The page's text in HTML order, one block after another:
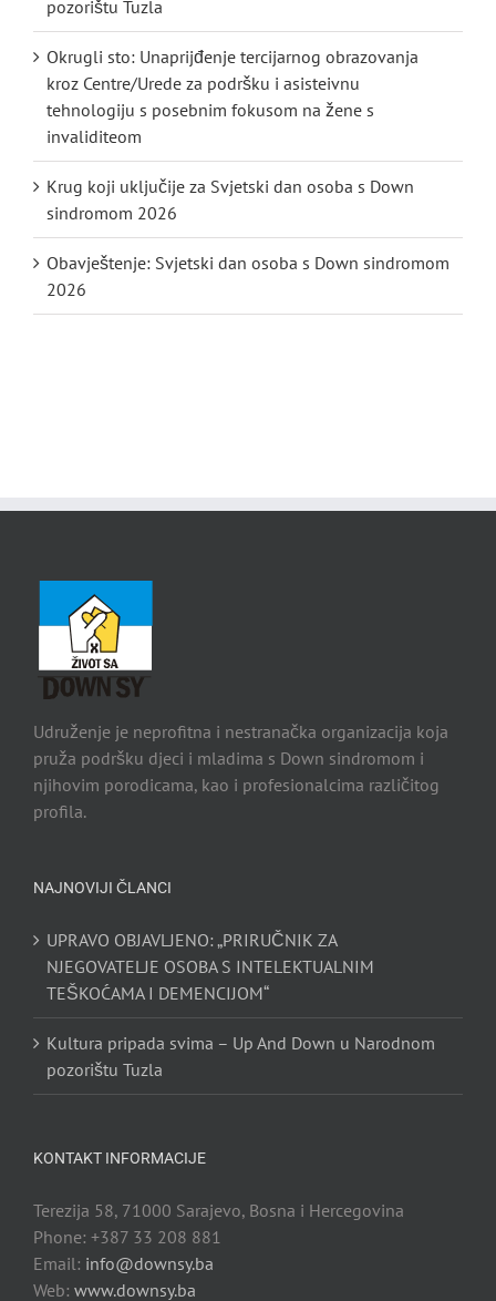
pozorištu Tuzla
Okrugli sto: Unaprijđenje tercijarnog obrazovanja
kroz Centre/Urede za podršku i asisteivnu
tehnologiju s posebnim fokusom na žene s
invaliditeom
Krug koji uključije za Svjetski dan osoba s Down
sindromom 2026
Obavještenje: Svjetski dan osoba s Down sindromom
2026
Udruženje je neprofitna i nestranačka organizacija koja
pruža podršku djeci i mladima s Down sindromom i
njihovim porodicama, kao i profesionalcima različitog
profila.
NAJNOVIJI ČLANCI
UPRAVO OBJAVLJENO: „PRIRUČNIK ZA
NJEGOVATELJE OSOBA S INTELEKTUALNIM
TEŠKOĆAMA I DEMENCIJOM“
Kultura pripada svima – Up And Down u Narodnom
pozorištu Tuzla
KONTAKT INFORMACIJE
Terezija 58, 71000 Sarajevo, Bosna i Hercegovina
Phone: +387 33 208 881
Email: info@downsy.ba
Web: www.downsy.ba